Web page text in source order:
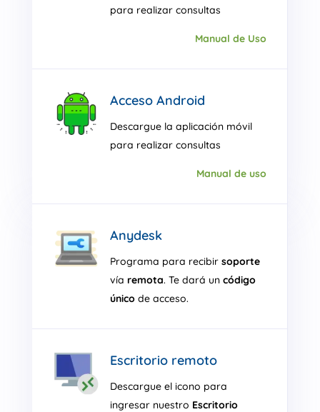
para realizar consultas
Manual de Uso
Acceso Android
Descargue la aplicación móvil
para realizar consultas
Manual de uso
Anydesk
Programa para recibir soporte
vía remota. Te dará un código
únicode acceso.
Escritorio remoto
Descargue el icono para
ingresar nuestro Escritorio